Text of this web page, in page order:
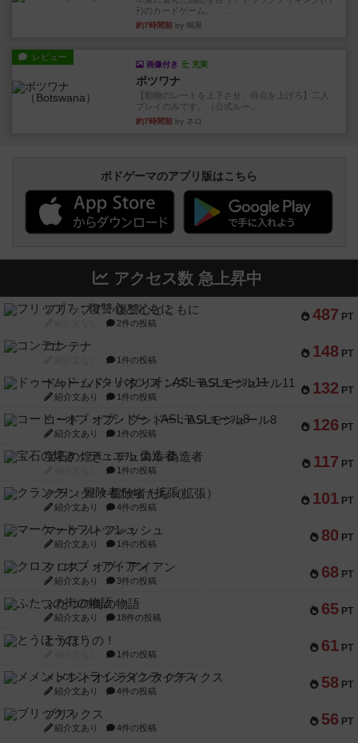
ﾃ)のカードゲーム。 ...
約7時間前 by 鳴屋
レビュー
画像付き 充実
ボツワナ
【動物のレートを上下させ、得点を上げろ】二人
プレイのみです。（公式ルー...
約7時間前 by ネロ
ボドゲーマのアプリ版はこちら
アクセス数 急上昇中
487 PT
フリップ７：復讐心とともに
2件の投稿
148 PT
コンテナ
1件の投稿
132 PT
ドゥームド・バタリオンズ：ASLモジュール11
紹介文あり 1件の投稿
126 PT
コード・オブ・ブシドー：ASLモジュール8
紹介文あり 1件の投稿
117 PT
宝石の煌き：デュエル 偽造者
1件の投稿
101 PT
クランク! ：冒険者たち（拡張）
紹介文あり 4件の投稿
80 PT
マーケットフレッシュ
紹介文あり 1件の投稿
68 PT
クロス・オブ・アイアン
紹介文あり 3件の投稿
65 PT
ふたつの街の物語
紹介文あり 18件の投稿
61 PT
とうほうの！
1件の投稿
58 PT
メメントオンラインタクティクス
紹介文あり 4件の投稿
56 PT
ブリックス
紹介文あり 4件の投稿